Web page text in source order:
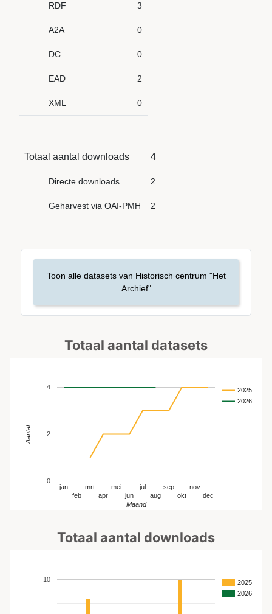
Toon alle datasets van Historisch centrum "Het
Archief"
RDF 3
A2A 0
DC 0
EAD 2
XML 0
Totaal aantal downloads 4
Directe downloads 2
Geharvest via OAI-PMH 2
Totaal aantal datasets
2025
2026
jan
feb
mrt
apr
mei
jun
jul
aug
sep
okt
nov
dec
0
2
4
Maand
Aantal
Totaal aantal downloads
2025
2026
10